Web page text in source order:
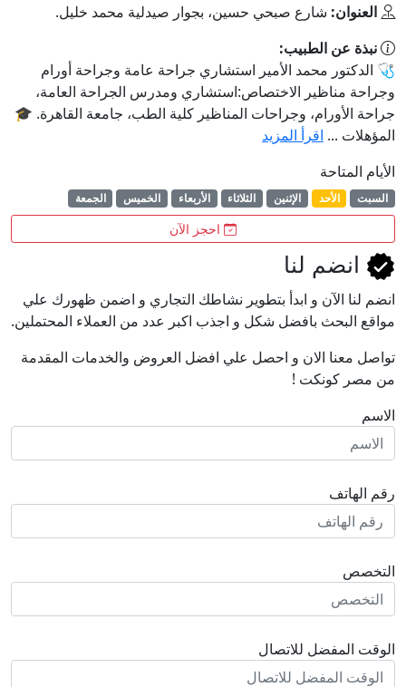
العنوان: شارع صبحي حسين، بجوار صيدلية محمد خليل.
نبذة عن الطبيب:
🩺 الدكتور محمد الأمير استشاري جراحة عامة وجراحة أورام
وجراحة مناظير الاختصاص:استشاري ومدرس الجراحة العامة،
جراحة الأورام، وجراحات المناظير كلية الطب، جامعة القاهرة. 🎓
المؤهلات ... اقرأ المزيد
الأيام المتاحة
السبت الأحد الإثنين الثلاثاء الأربعاء الخميس الجمعة
احجز الآن
انضم لنا
انضم لنا اﻵن و ابدأ بتطوير نشاطك التجاري و اضمن ظهورك علي
مواقع البحث بافضل شكل و اجذب اكبر عدد من العملاء المحتملين.
تواصل معنا الان و احصل علي افضل العروض والخدمات المقدمة
من مصر كونكت !
الاسم
رقم الهاتف
التخصص
الوقت المفضل للاتصال